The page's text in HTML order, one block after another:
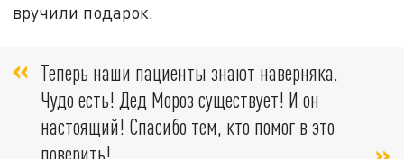
вручили подарок.
Теперь наши пациенты знают наверняка.
Чудо есть! Дед Мороз существует! И он
настоящий! Спасибо тем, кто помог в это
поверить!